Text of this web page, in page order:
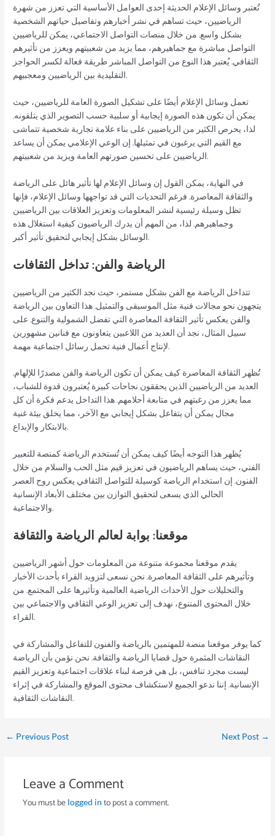
تُعتبر وسائل الإعلام الحديثة إحدى العوامل الأساسية التي تعزز من شهرة
الرياضيين، حيث تساهم في نشر أخبارهم وتفاصيل حياتهم الشخصية
بشكل واسع. من خلال منصات التواصل الاجتماعي، يمكن للرياضيين
التواصل مباشرة مع جماهيرهم، مما يزيد من شعبيتهم ويعزز من تأثيرهم
الثقافي. يُعتبر هذا النوع من التواصل المباشر طريقة فعالة لكسر الحواجز
التقليدية بين الرياضيين ومعجبيهم.
تعمل وسائل الإعلام أيضًا على تشكيل الصورة العامة للرياضيين، حيث
يمكن أن تكون هذه الصورة إيجابية أو سلبية حسب التصوير الذي يتلقونه.
لذا، يحرص الكثير من الرياضيين على بناء علامة تجارية شخصية تتماشى
مع القيم التي يرغبون في تمثيلها. إن الوعي الإعلامي يمكن أن يساعد
الرياضيين على تحسين صورتهم العامة ويزيد من شعبيتهم.
في النهاية، يمكن القول إن وسائل الإعلام لها تأثير هائل على الرياضة
والثقافة المعاصرة. فرغم التحديات التي قد تواجهها وسائل الإعلام، فإنها
تظل وسيلة رئيسية لنشر المعلومات وتعزيز العلاقات بين الرياضيين
وجماهيرهم. لذا، من المهم أن يدرك الرياضيون كيفية استغلال هذه
الوسائل بشكل إيجابي لتحقيق تأثير أكبر.
الرياضة والفن: تداخل الثقافات
تتداخل الرياضة مع الفن بشكل مستمر، حيث نجد الكثير من الرياضيين
يتجهون نحو مجالات فنية مثل الموسيقى والتمثيل. هذا التعاون بين الرياضة
والفن يعكس تأثير الثقافة المعاصرة التي تفضل الشمولية والتنوع. على
سبيل المثال، نجد أن العديد من اللاعبين يتعاونون مع فنانين مشهورين
لإنتاج أعمال فنية تحمل رسائل اجتماعية مهمة.
تُظهر الثقافة المعاصرة كيف يمكن أن تكون الرياضة والفن مصدرًا للإلهام.
العديد من الرياضيين الذين يحققون نجاحات كبيرة يُعتبرون قدوة للشباب،
مما يعزز من رغبتهم في متابعة أحلامهم. هذا التداخل يدعم فكرة أن كل
مجال يمكن أن يتفاعل بشكل إيجابي مع الآخر، مما يخلق بيئة غنية
بالابتكار والإبداع.
يُظهر هذا التوجه أيضًا كيف يمكن أن تُستخدم الرياضة كمنصة للتعبير
الفني، حيث يساهم الرياضيون في تعزيز قيم مثل الحب والسلام من خلال
الفنون. إن استخدام الرياضة كوسيلة للتواصل الثقافي يعكس روح العصر
الحالي الذي يسعى لتحقيق التوازن بين مختلف الأبعاد الإنسانية
والاجتماعية.
موقعنا: بوابة لعالم الرياضة والثقافة
يقدم موقعنا مجموعة متنوعة من المعلومات حول أشهر الرياضيين
وتأثيرهم على الثقافة المعاصرة. نحن نسعى لتزويد القراء بأحدث الأخبار
والتحليلات حول الأحداث الرياضية العالمية وتأثيرها على المجتمع. من
خلال المحتوى المتنوع، نهدف إلى تعزيز الوعي الثقافي والاجتماعي بين
القراء.
كما يوفر موقعنا منصة للمهتمين بالرياضة والفنون للتفاعل والمشاركة في
النقاشات المثمرة حول قضايا الرياضة والثقافة. نحن نؤمن بأن الرياضة
ليست مجرد تنافس، بل هي فرصة لبناء علاقات اجتماعية وتعزيز القيم
الإنسانية. إننا ندعو الجميع لاستكشاف محتوى الموقع والمشاركة في إثراء
النقاشات الثقافية.
← Previous Post Next Post →
Leave a Comment
You must be logged in to post a comment.